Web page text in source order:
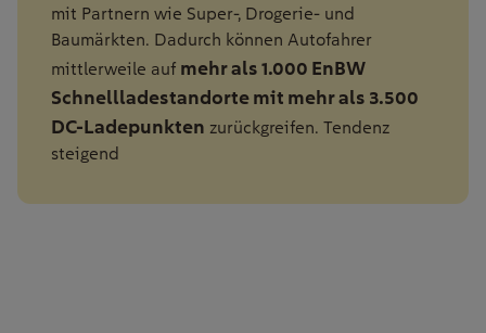
mit Partnern wie Super-, Drogerie- und
Baumärkten. Dadurch können Autofahrer
mittlerweile auf mehr als 1.000 EnBW
Schnellladestandorte mit mehr als 3.500
DC-Ladepunkten zurückgreifen. Tendenz
steigend